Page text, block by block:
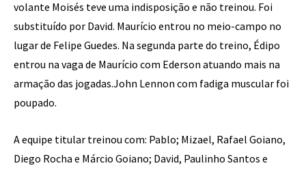
volante Moisés teve uma indisposição e não treinou. Foi
substituído por David. Maurício entrou no meio-campo no
lugar de Felipe Guedes. Na segunda parte do treino, Édipo
entrou na vaga de Maurício com Ederson atuando mais na
armação das jogadas.John Lennon com fadiga muscular foi
poupado.
A equipe titular treinou com: Pablo; Mizael, Rafael Goiano,
Diego Rocha e Márcio Goiano; David, Paulinho Santos e